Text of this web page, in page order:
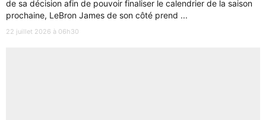
de sa décision afin de pouvoir finaliser le calendrier de la saison
prochaine, LeBron James de son côté prend ...
22 juillet 2026 à 06h30